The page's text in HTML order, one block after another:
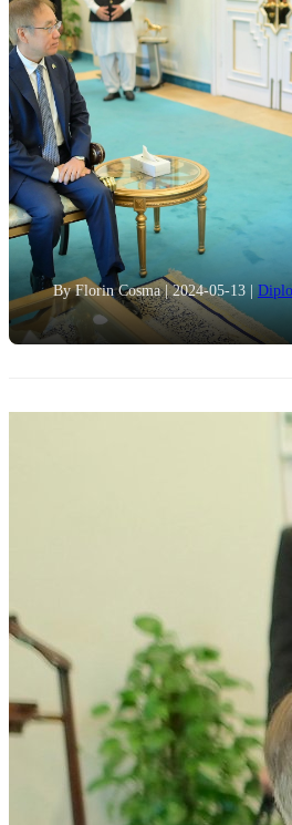
By Florin Cosma|2024-05-13 |